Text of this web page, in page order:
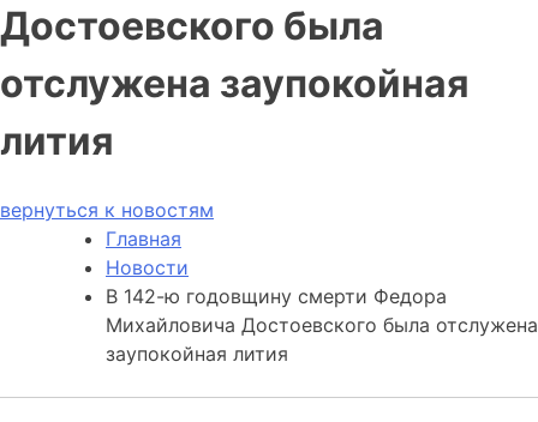
Достоевского была
отслужена заупокойная
лития
вернуться к новостям
Главная
Новости
В 142-ю годовщину смерти Федора
Михайловича Достоевского была отслужена
заупокойная лития